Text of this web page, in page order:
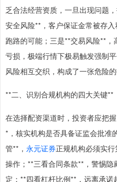
乏合法经营资质，一旦出现问题
安全风险**，客户保证金常被存
跑路的可能；三是**交易风险**
亏损，极端行情下极易触发强制
风险相互交织，构成了一张危险的
**二、识别合规机构的四大关键**
在选择配资渠道时，投资者应把
*，核实机构是否具备证监会批准
管**， 永元证券正规机构必须实
操作；**三看合同条款**，警惕隐
定；**四看杠杆比例**，远离承